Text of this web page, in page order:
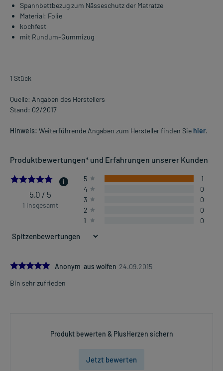
Spannbettbezug zum Nässeschutz der Matratze
Material: Folie
kochfest
mit Rundum–Gummizug
1 Stück
Quelle: Angaben des Herstellers
Stand: 02/2017
Hinweis: Weiterführende Angaben zum Hersteller finden Sie hier.
Produktbewertungen* und Erfahrungen unserer Kunden
5.0
5,0 / 5
1 insgesamt
5
1
4
0
3
0
2
0
1
0
5.0Anonym aus wolfen 24.09.2015
Bin sehr zufrieden
Produkt bewerten & PlusHerzen sichern
Jetzt bewerten